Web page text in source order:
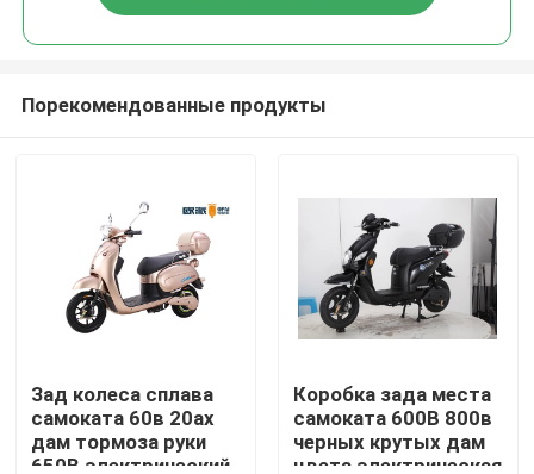
Дом
Порекомендованные продукты
Зад колеса сплава
самоката 60в 20ах
дам тормоза руки
650В электрический
Коробка зада места
самоката 600В 800в
черных крутых дам
цвета электрическая